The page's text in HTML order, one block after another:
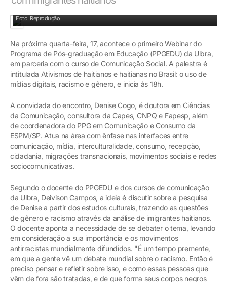
Foto: Reprodução
Na próxima quarta-feira, 17, acontece o primeiro Webinar do
Programa de Pós-graduação em Educação (PPGEDU) da Ulbra,
em parceria com o curso de Comunicação Social. A palestra é
intitulada Ativismos de haitianos e haitianas no Brasil: o uso de
mídias digitais, racismo e gênero, e inicia às 18h.
A convidada do encontro, Denise Cogo, é doutora em Ciências
da Comunicação, consultora da Capes, CNPQ e Fapesp, além
de coordenadora do PPG em Comunicação e Consumo da
ESPM/SP. Atua na área com ênfase nas interfaces entre
comunicação, mídia, interculturalidade, consumo, recepção,
cidadania, migrações transnacionais, movimentos sociais e redes
sociocomunicativas.
Segundo o docente do PPGEDU e dos cursos de comunicação
da Ulbra, Deivison Campos, a ideia é discutir sobre a pesquisa
de Denise a partir dos estudos culturais, trazendo as questões
de gênero e racismo através da análise de imigrantes haitianos.
O docente aponta a necessidade de se debater o tema, levando
em consideração a sua importância e os movimentos
antirracistas mundialmente difundidos. "É um tempo premente,
em que a gente vê um debate mundial sobre o racismo. Então é
preciso pensar e refletir sobre isso, e como essas pessoas que
vêm de fora são tratadas, e de que forma seus corpos negros